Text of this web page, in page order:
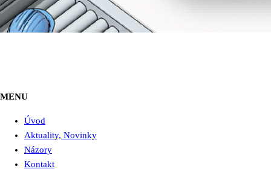
MENU
Úvod
Aktuality, Novinky
Názory
Kontakt